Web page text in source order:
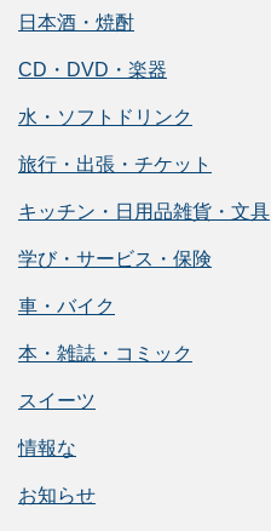
日本酒・焼酎
CD・DVD・楽器
水・ソフトドリンク
旅行・出張・チケット
キッチン・日用品雑貨・文具
学び・サービス・保険
車・バイク
本・雑誌・コミック
スイーツ
情報な
お知らせ